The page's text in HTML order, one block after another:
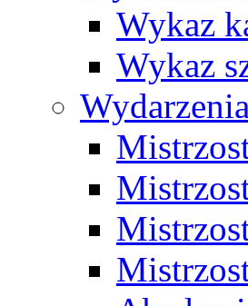
Wykaz
Wykaz
Wydarzenia